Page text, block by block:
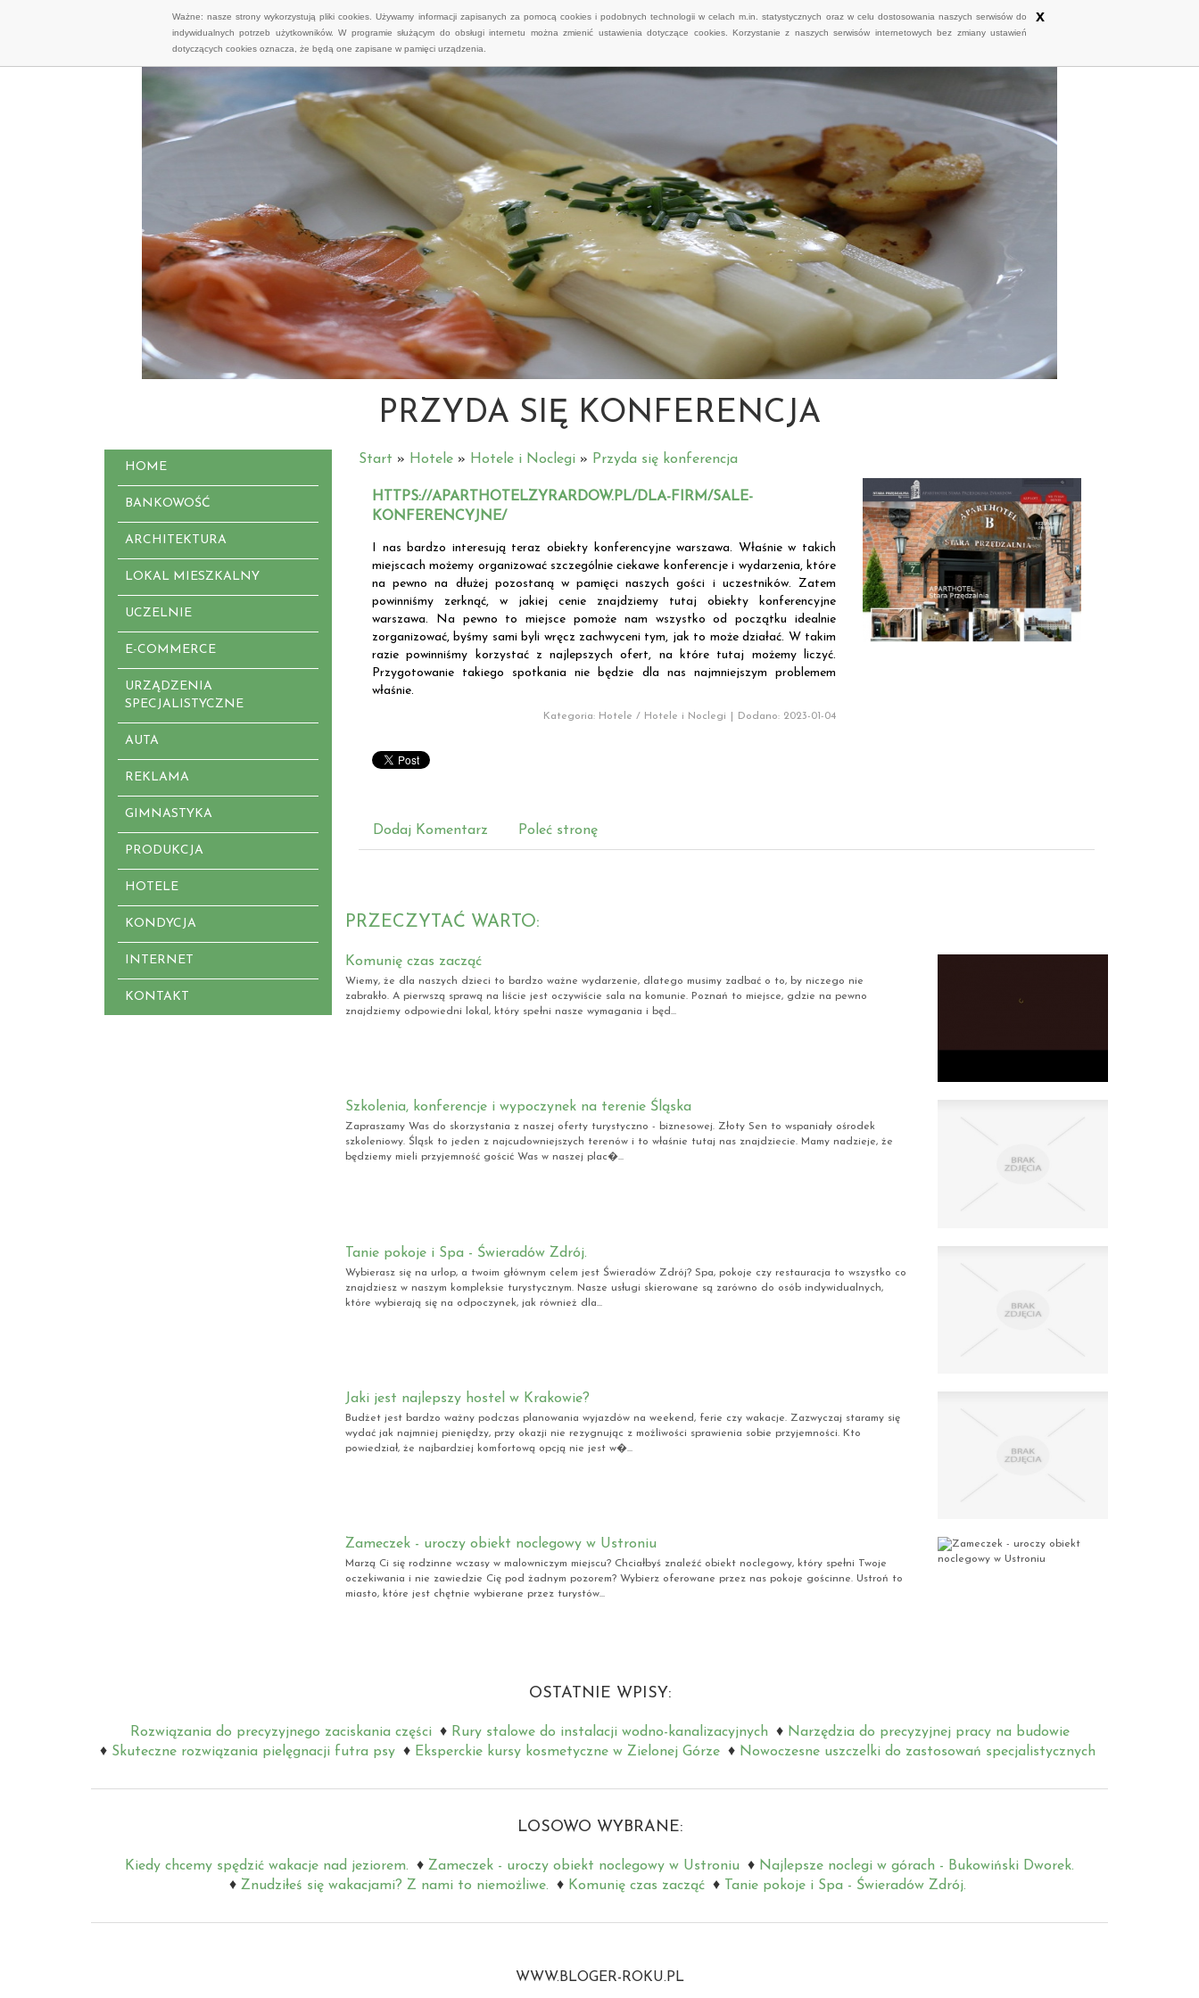
Ważne: nasze strony wykorzystują pliki cookies. Używamy informacji zapisanych za pomocą cookies i podobnych technologii w celach m.in. statystycznych oraz w celu dostosowania naszych serwisów do
indywidualnych potrzeb użytkowników. W programie służącym do obsługi internetu można zmienić ustawienia dotyczące cookies. Korzystanie z naszych serwisów internetowych bez zmiany ustawień
dotyczących cookies oznacza, że będą one zapisane w pamięci urządzenia.
x
PRZYDA SIĘ KONFERENCJA
HOME
BANKOWOŚĆ
ARCHITEKTURA
LOKAL MIESZKALNY
UCZELNIE
E-COMMERCE
URZĄDZENIA
SPECJALISTYCZNE
AUTA
REKLAMA
GIMNASTYKA
PRODUKCJA
HOTELE
KONDYCJA
INTERNET
KONTAKT
Start » Hotele » Hotele i Noclegi » Przyda się konferencja
HTTPS://APARTHOTELZYRARDOW.PL/DLA-FIRM/SALE-
KONFERENCYJNE/
I nas bardzo interesują teraz obiekty konferencyjne warszawa. Właśnie w takich
miejscach możemy organizować szczególnie ciekawe konferencje i wydarzenia, które
na pewno na dłużej pozostaną w pamięci naszych gości i uczestników. Zatem
powinniśmy zerknąć, w jakiej cenie znajdziemy tutaj obiekty konferencyjne
warszawa. Na pewno to miejsce pomoże nam wszystko od początku idealnie
zorganizować, byśmy sami byli wręcz zachwyceni tym, jak to może działać. W takim
razie powinniśmy korzystać z najlepszych ofert, na które tutaj możemy liczyć.
Przygotowanie takiego spotkania nie będzie dla nas najmniejszym problemem
właśnie.
Kategoria: Hotele / Hotele i Noclegi Dodano: 2023-01-04
Dodaj Komentarz Poleć stronę
PRZECZYTAĆ WARTO:
Komunię czas zacząć
Wiemy, że dla naszych dzieci to bardzo ważne wydarzenie, dlatego musimy zadbać o to, by niczego nie
zabrakło. A pierwszą sprawą na liście jest oczywiście sala na komunie. Poznań to miejsce, gdzie na pewno
znajdziemy odpowiedni lokal, który spełni nasze wymagania i będ...
Szkolenia, konferencje i wypoczynek na terenie Śląska
Zapraszamy Was do skorzystania z naszej oferty turystyczno - biznesowej. Złoty Sen to wspaniały ośrodek
szkoleniowy. Śląsk to jeden z najcudowniejszych terenów i to właśnie tutaj nas znajdziecie. Mamy nadzieje, że
będziemy mieli przyjemność gościć Was w naszej plac�...
Tanie pokoje i Spa - Świeradów Zdrój.
Wybierasz się na urlop, a twoim głównym celem jest Świeradów Zdrój? Spa, pokoje czy restauracja to wszystko co
znajdziesz w naszym kompleksie turystycznym. Nasze usługi skierowane są zarówno do osób indywidualnych,
które wybierają się na odpoczynek, jak również dla...
Jaki jest najlepszy hostel w Krakowie?
Budżet jest bardzo ważny podczas planowania wyjazdów na weekend, ferie czy wakacje. Zazwyczaj staramy się
wydać jak najmniej pieniędzy, przy okazji nie rezygnując z możliwości sprawienia sobie przyjemności. Kto
powiedział, że najbardziej komfortową opcją nie jest w�...
Zameczek - uroczy obiekt noclegowy w Ustroniu
Marzą Ci się rodzinne wczasy w malowniczym miejscu? Chciałbyś znaleźć obiekt noclegowy, który spełni Twoje
oczekiwania i nie zawiedzie Cię pod żadnym pozorem? Wybierz oferowane przez nas pokoje gościnne. Ustroń to
miasto, które jest chętnie wybierane przez turystów...
OSTATNIE WPISY:
Rozwiązania do precyzyjnego zaciskania części Rury stalowe do instalacji wodno-kanalizacyjnych
Narzędzia do precyzyjnej pracy na budowie
Skuteczne rozwiązania pielęgnacji futra psy
Eksperckie kursy kosmetyczne w Zielonej Górze Nowoczesne uszczelki do zastosowań specjalistycznych
LOSOWO WYBRANE:
Kiedy chcemy spędzić wakacje nad jeziorem. Zameczek - uroczy obiekt noclegowy w Ustroniu
Najlepsze noclegi w górach - Bukowiński Dworek.
Znudziłeś się wakacjami? Z nami to niemożliwe.
Komunię czas zacząć Tanie pokoje i Spa - Świeradów Zdrój.
WWW.BLOGER-ROKU.PL